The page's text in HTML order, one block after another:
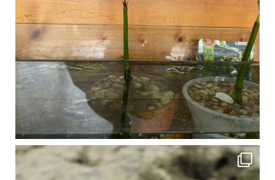
比謝川でよく見られる生き物 「イソシギ」の足に釣り針が(>_<) 比謝川は釣りが可